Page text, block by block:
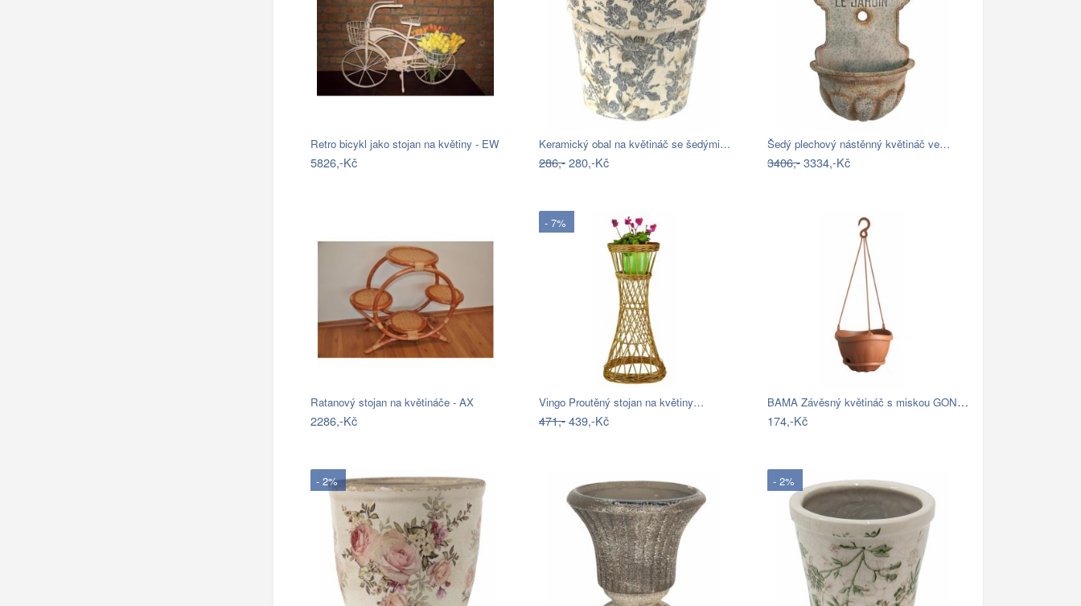
Retro bicykl jako stojan na květiny - EW
5826,-Kč
Keramický obal na květináč se šedými…
286,-280,-Kč
Šedý plechový nástěnný květináč ve…
3406,-3334,-Kč
Ratanový stojan na květináče - AX
2286,-Kč
- 7%
Vingo Proutěný stojan na květiny…
471,-439,-Kč
BAMA Závěsný květináč s miskou GONDOLA…
174,-Kč
- 2% - 2%